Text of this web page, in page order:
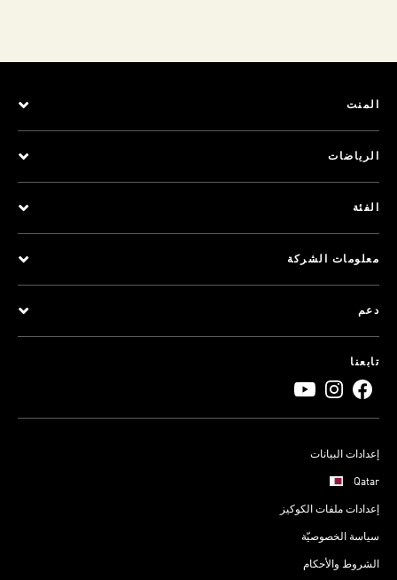
المنت
الرياضات
الفئة
معلومات الشركة
دعم
تابعنا
إعدادات البيانات
Qatar
إعدادات ملفات الكوكيز
سياسة الخصوصيّة
الشروط والأحكام